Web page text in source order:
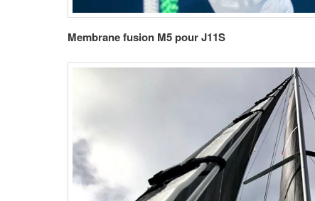
Membrane fusion M5 pour J11S